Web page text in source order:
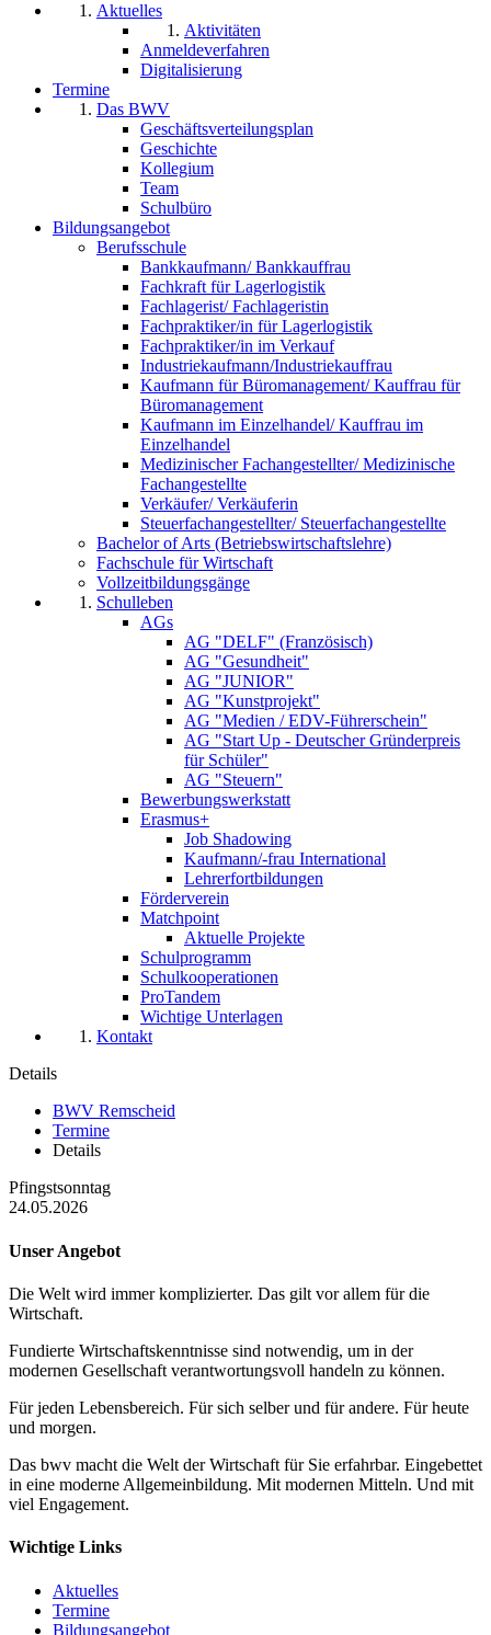
Aktuelles
Aktivitäten
Anmeldeverfahren
Digitalisierung
Termine
Das BWV
Geschäftsverteilungsplan
Geschichte
Kollegium
Team
Schulbüro
Bildungsangebot
Berufsschule
Bankkaufmann/ Bankkauffrau
Fachkraft für Lagerlogistik
Fachlagerist/ Fachlageristin
Fachpraktiker/in für Lagerlogistik
Fachpraktiker/in im Verkauf
Industriekaufmann/Industriekauffrau
Kaufmann für Büromanagement/ Kauffrau für
Büromanagement
Kaufmann im Einzelhandel/ Kauffrau im
Einzelhandel
Medizinischer Fachangestellter/ Medizinische
Fachangestellte
Verkäufer/ Verkäuferin
Steuerfachangestellter/ Steuerfachangestellte
Bachelor of Arts (Betriebswirtschaftslehre)
Fachschule für Wirtschaft
Vollzeitbildungsgänge
Schulleben
AGs
AG "DELF" (Französisch)
AG "Gesundheit"
AG "JUNIOR"
AG "Kunstprojekt"
AG "Medien / EDV-Führerschein"
AG "Start Up - Deutscher Gründerpreis
für Schüler"
AG "Steuern"
Bewerbungswerkstatt
Erasmus+
Job Shadowing
Kaufmann/-frau International
Lehrerfortbildungen
Förderverein
Matchpoint
Aktuelle Projekte
Schulprogramm
Schulkooperationen
ProTandem
Wichtige Unterlagen
Kontakt
Details
BWV Remscheid
Termine
Details
Pfingstsonntag
24.05.2026
Unser Angebot
Die Welt wird immer komplizierter. Das gilt vor allem für die
Wirtschaft.
Fundierte Wirtschaftskenntnisse sind notwendig, um in der
modernen Gesellschaft verantwortungsvoll handeln zu können.
Für jeden Lebensbereich. Für sich selber und für andere. Für heute
und morgen.
Das bwv macht die Welt der Wirtschaft für Sie erfahrbar. Eingebettet
in eine moderne Allgemeinbildung. Mit modernen Mitteln. Und mit
viel Engagement.
Wichtige Links
Aktuelles
Termine
Bildungsangebot